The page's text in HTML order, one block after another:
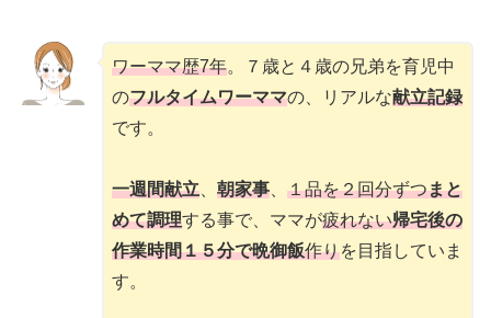
ワーママ歴7年。７歳と４歳の兄弟を育児中
のフルタイムワーママの、リアルな献立記録
です。
一週間献立、 朝家事、 １品を２回分ずつまと
めて調理する事で、ママが疲れない帰宅後の
作業時間１５分で晩御飯作りを目指していま
す。